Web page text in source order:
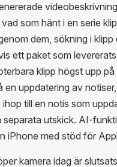
som hänt i en serie
dem, sökning i klipp
ett paket som
klipp högst upp
en uppdatering av
till en notis som
separata utskick. AI-
iPhone med stöd för
kamera idag är